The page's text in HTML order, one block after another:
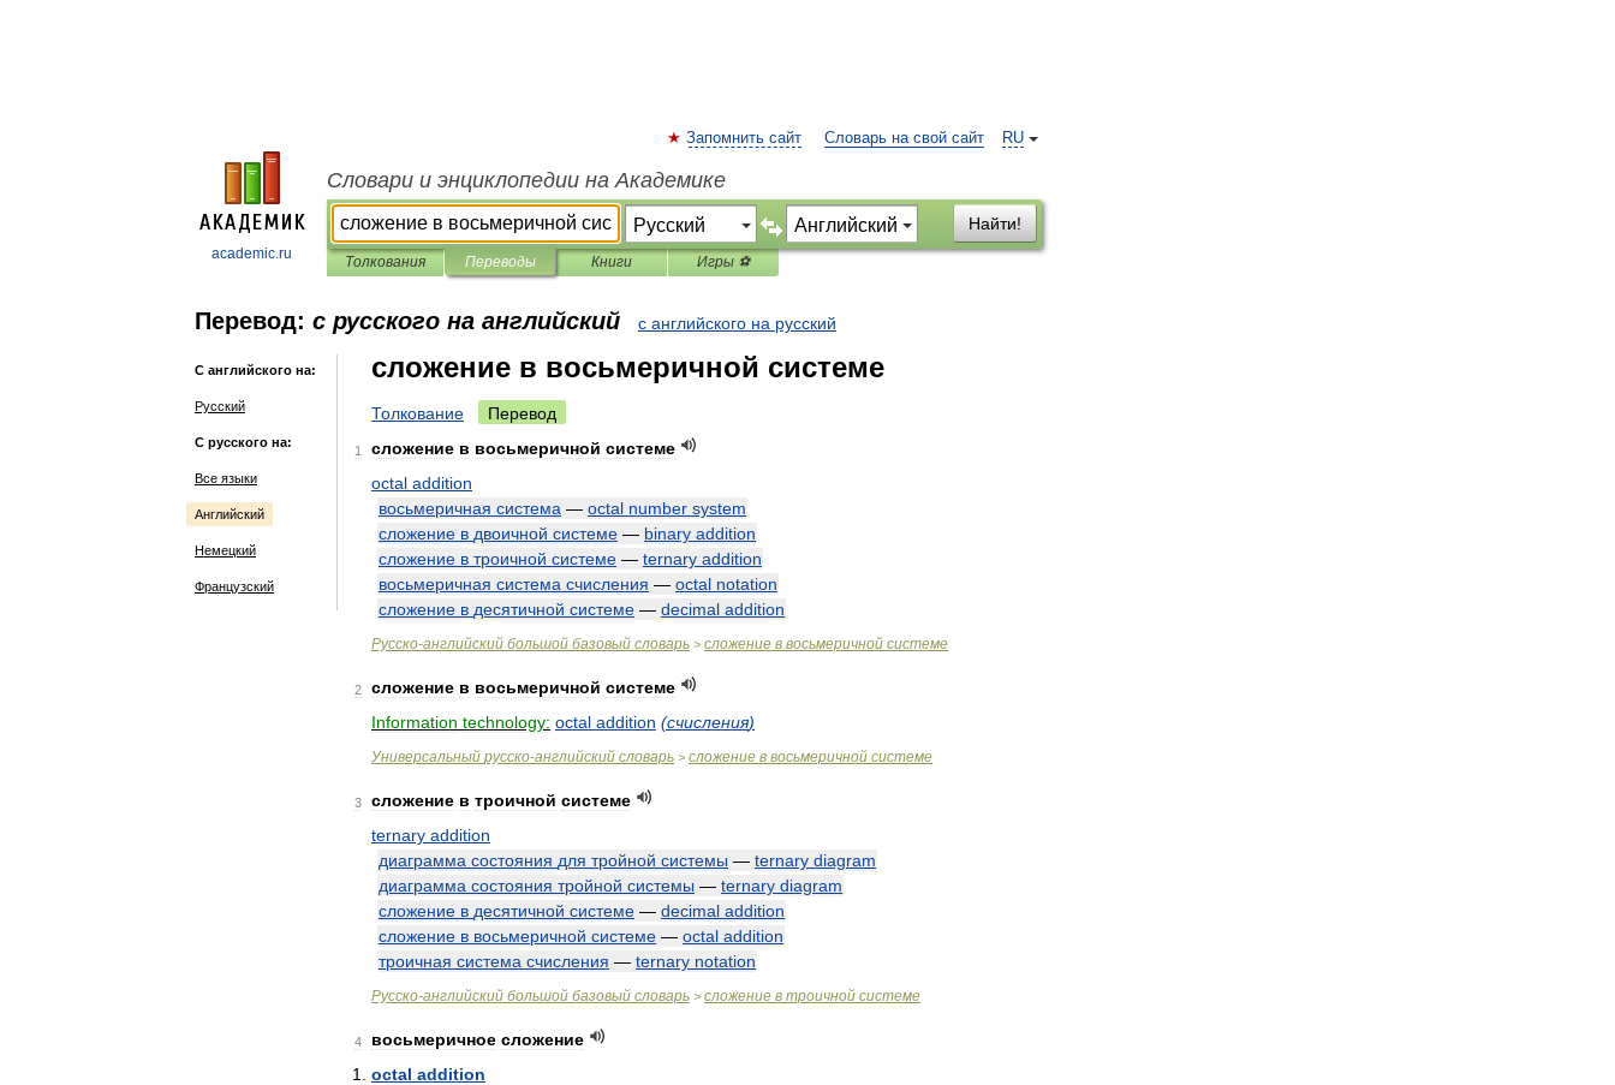
academic.ru
RU
Запомнить сайт Словарь на свой сайт
Словари и энциклопедии на Академике
Найти!
Толкования Переводы Книги Игры ⚽
Перевод: с русского на английский с английского на русский
С английского на:
Русский
С русского на:
Все языки
Английский
Немецкий
Французский
сложение в восьмеричной системе
Толкование Перевод
1 сложение в восьмеричной системе
octal addition
восьмеричная система — octal number system
сложение в двоичной системе — binary addition
сложение в троичной системе — ternary addition
восьмеричная система счисления — octal notation
сложение в десятичной системе — decimal addition
Русско-английский большой базовый словарь > сложение в восьмеричной системе
2 сложение в восьмеричной системе
Information technology: octal addition (счисления)
Универсальный русско-английский словарь > сложение в восьмеричной системе
3 сложение в троичной системе
ternary addition
диаграмма состояния для тройной системы — ternary diagram
диаграмма состояния тройной системы — ternary diagram
сложение в десятичной системе — decimal addition
сложение в восьмеричной системе — octal addition
троичная система счисления — ternary notation
Русско-английский большой базовый словарь > сложение в троичной системе
4 восьмеричное сложение
octal addition